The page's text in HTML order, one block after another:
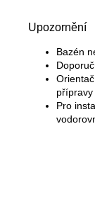
Upozornění
Bazén
Pro